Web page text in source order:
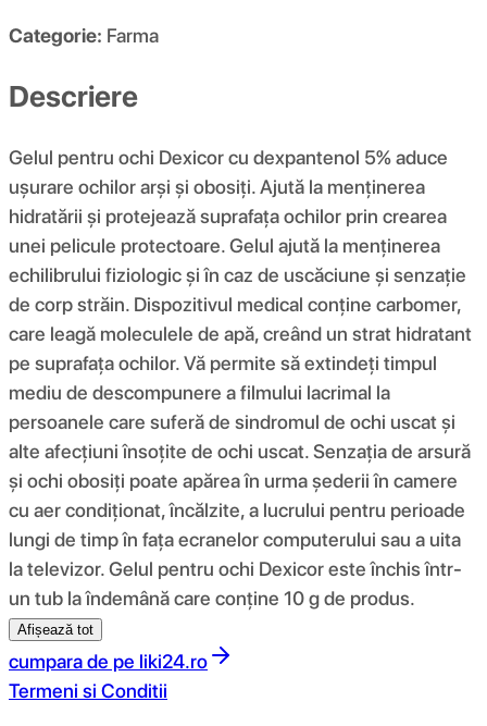
Categorie: Farma
Descriere
Gelul pentru ochi Dexicor cu dexpantenol 5% aduce
ușurare ochilor arși și obosiți. Ajută la menținerea
hidratării și protejează suprafața ochilor prin crearea
unei pelicule protectoare. Gelul ajută la menținerea
echilibrului fiziologic și în caz de uscăciune și senzație
de corp străin. Dispozitivul medical conține carbomer,
care leagă moleculele de apă, creând un strat hidratant
pe suprafața ochilor. Vă permite să extindeți timpul
mediu de descompunere a filmului lacrimal la
persoanele care suferă de sindromul de ochi uscat și
alte afecțiuni însoțite de ochi uscat. Senzația de arsură
și ochi obosiți poate apărea în urma șederii în camere
cu aer condiționat, încălzite, a lucrului pentru perioade
lungi de timp în fața ecranelor computerului sau a uita
la televizor. Gelul pentru ochi Dexicor este închis într-
un tub la îndemână care conține 10 g de produs.
Afișează tot
cumpara de pe liki24.ro
Termeni si Conditii